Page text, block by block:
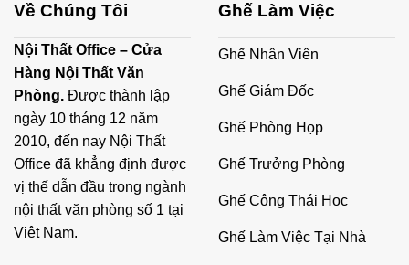
Về Chúng Tôi
Nội Thất Office – Cửa
Hàng Nội Thất Văn
Phòng. Được thành lập
ngày 10 tháng 12 năm
2010, đến nay Nội Thất
Office đã khẳng định được
vị thế dẫn đầu trong ngành
nội thất văn phòng số 1 tại
Việt Nam.
Ghế Làm Việc
Ghế Nhân Viên
Ghế Giám Đốc
Ghế Phòng Họp
Ghế Trưởng Phòng
Ghế Công Thái Học
Ghế Làm Việc Tại Nhà